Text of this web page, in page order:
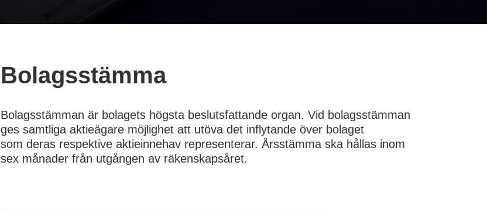
Bolagsstämma
Bolagsstämman är bolagets högsta beslutsfattande organ. Vid bolagsstämman
ges samtliga aktieägare möjlighet att utöva det inflytande över bolaget
som deras respektive aktieinnehav representerar. Årsstämma ska hållas inom
sex månader från utgången av räkenskapsåret.